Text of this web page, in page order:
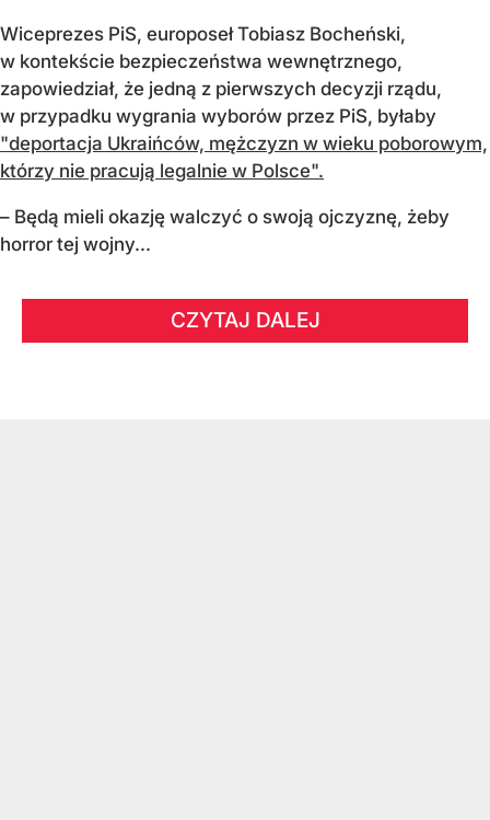
Wiceprezes PiS, europoseł Tobiasz Bocheński,
w kontekście bezpieczeństwa wewnętrznego,
zapowiedział, że jedną z pierwszych decyzji rządu,
w przypadku wygrania wyborów przez PiS, byłaby
"deportacja Ukraińców, mężczyzn w wieku poborowym,
którzy nie pracują legalnie w Polsce".
– Będą mieli okazję walczyć o swoją ojczyznę, żeby
horror tej wojny...
CZYTAJ DALEJ